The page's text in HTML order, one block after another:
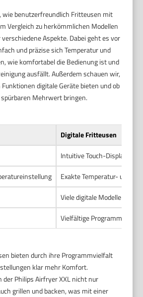
wie benutzerfreundlich Fritteusen mit
Vergleich zu herkömmlichen Modellen
Aspekte. Dabei geht es vor
und präzise sich Temperatur und
wie komfortabel die Bedienung ist und
ausfällt. Außerdem schauen wir,
digitale Geräte bieten und ob
Mehrwert bringen.
Digitale Fritteusen
Intuitive Touch-Displays
Exakte Temperatur- und
Viele digitale Modelle
Vielfältige Programme, oft
bieten durch ihre Programmvielfalt
klar mehr Komfort.
der Philips Airfryer XXL nicht nur
grillen und backen, was mit einer